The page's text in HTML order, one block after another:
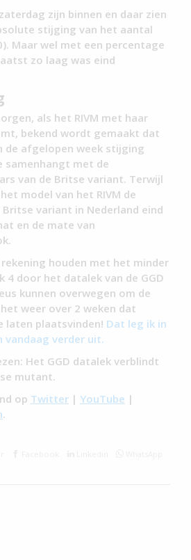
zijn binnen en daar zien
stijging van het aantal
Maar wel met een percentage
zo laag was eind
als het RIVM met haar
bekend wordt gemaakt dat
de afgelopen week stijging
samenhangt met de
van de Britse variant. Terwijl
model van het RIVM de
variant in Nederland eind
en de mate van
houden met het minder
4 door het datalek van de GGD
kunnen overwegen om de
weer over 2 weken dat
plaatsvinden! Dat leg ik in
vandaag verder uit.
Het GGD datalek verblindt
mutant.
op Twitter | YouTube |
.